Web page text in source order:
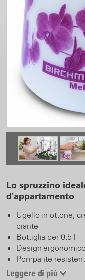
Lo spruzzino
d'appartamento
Ugello in ottone,
piante
Bottiglia per 0.5 l
Design ergonomico
Pompante
Tubo aspirante
Leggere di più